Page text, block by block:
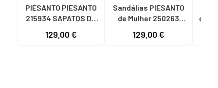
PIESANTO PIESANTO
215934 SAPATOS DE
ATACADORES E
129,00 €
Sandálias PIESANTO
de Mulher 250263
129,00 €
de